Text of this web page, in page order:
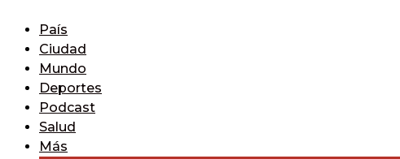
País
Ciudad
Mundo
Deportes
Podcast
Salud
Más